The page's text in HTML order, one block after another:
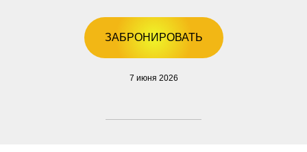
ЗАБРОНИРОВАТЬ
7 июня 2026